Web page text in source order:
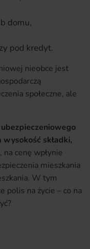
domu,
pod kredyt.
nieobce jest
społeczne, ale
wysokość składki,
cenę wpłynie
mieszkania
W tym
polis na życie – co na